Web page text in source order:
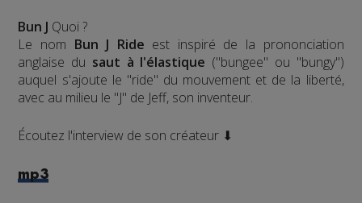
Bun J Quoi ?
Le nom Bun J Ride est inspiré de la prononciation
anglaise du saut à l'élastique ("bungee" ou "bungy")
auquel s'ajoute le "ride" du mouvement et de la liberté,
avec au milieu le "J" de Jeff, son inventeur.
Écoutez l'interview de son créateur ⬇
mp3